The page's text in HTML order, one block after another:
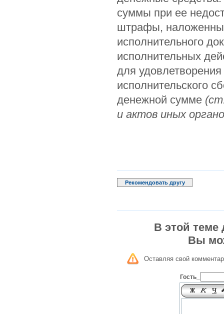
суммы при ее
штрафы,
исполнительного
исполнительных
для
исполнительского
денежной сумме
и актов иных
Рекомендовать другу
В этой теме
Вы
Оставляя свой
Гость_